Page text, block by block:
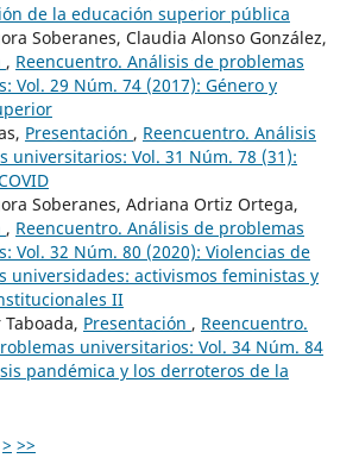
de la educación superior pública
Soberanes, Claudia Alonso González,
, Reencuentro. Análisis de problemas
Vol. 29 Núm. 74 (2017): Género y
Presentación , Reencuentro. Análisis
universitarios: Vol. 31 Núm. 78 (31):
Soberanes, Adriana Ortiz Ortega,
, Reencuentro. Análisis de problemas
Vol. 32 Núm. 80 (2020): Violencias de
universidades: activismos feministas y
II
Presentación , Reencuentro.
universitarios: Vol. 34 Núm. 84
pandémica y los derroteros de la
> >>